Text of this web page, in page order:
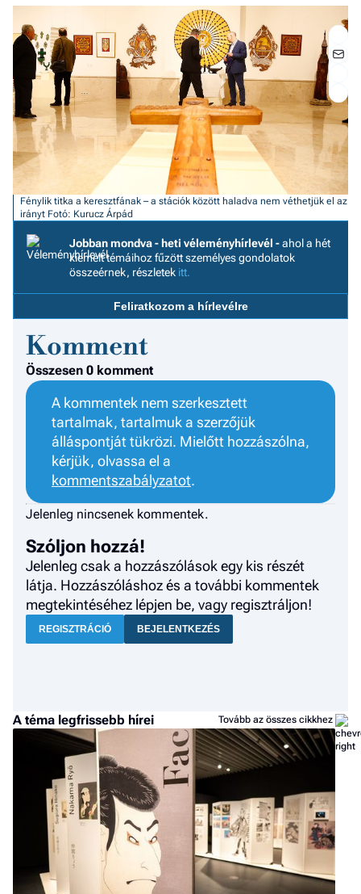
-
Fénylik titka a keresztfának – a stációk között haladva nem véthetjük el az
irányt Fotó: Kurucz Árpád
Jobban mondva - heti véleményhírlevél -ahol a hét
kiemelt témáihoz fűzött személyes gondolatok
összeérnek, részletek itt.
Feliratkozom a hírlevélre
Komment
Összesen 0 komment
A kommentek nem szerkesztett
tartalmak, tartalmuk a szerzőjük
álláspontját tükrözi. Mielőtt hozzászólna,
kérjük, olvassa el a
kommentszabályzatot.
Jelenleg nincsenek kommentek.
Szóljon hozzá!
Jelenleg csak a hozzászólások egy kis részét
látja. Hozzászóláshoz és a további kommentek
megtekintéséhez lépjen be, vagy regisztráljon!
REGISZTRÁCIÓ BEJELENTKEZÉS
A téma legfrissebb hírei Tovább az összes cikkhez